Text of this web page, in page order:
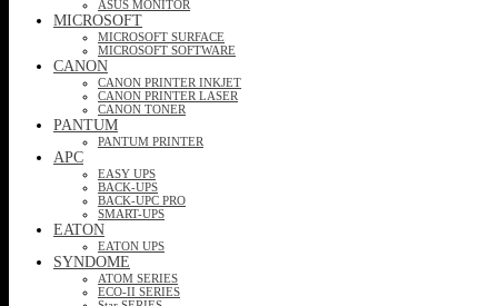
ASUS MONITOR
MICROSOFT
MICROSOFT SURFACE
MICROSOFT SOFTWARE
CANON
CANON PRINTER INKJET
CANON PRINTER LASER
CANON TONER
PANTUM
PANTUM PRINTER
APC
EASY UPS
BACK-UPS
BACK-UPC PRO
SMART-UPS
EATON
EATON UPS
SYNDOME
ATOM SERIES
ECO-II SERIES